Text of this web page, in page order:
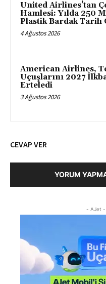
United Airlines’tan
Hamlesi: Yılda 250
Plastik Bardak Tarih
4 Ağustos 2026
American Airlines,
Uçuşlarını 2027
Erteledi
3 Ağustos 2026
CEVAP VER
YORUM
- AJet -